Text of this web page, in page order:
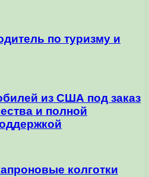
по туризму и
из США под заказ
и полной
колготки